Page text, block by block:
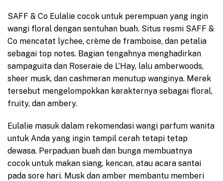
SAFF & Co Eulalie cocok untuk perempuan yang ingin
wangi floral dengan sentuhan buah. Situs resmi SAFF &
Co mencatat lychee, crème de framboise, dan petalia
sebagai top notes. Bagian tengahnya menghadirkan
sampaguita dan Roseraie de L’Hay, lalu amberwoods,
sheer musk, dan cashmeran menutup wanginya. Merek
tersebut mengelompokkan karakternya sebagai floral,
fruity, dan ambery.
Eulalie masuk dalam rekomendasi wangi parfum wanita
untuk Anda yang ingin tampil cerah tetapi tetap
dewasa. Perpaduan buah dan bunga membuatnya
cocok untuk makan siang, kencan, atau acara santai
pada sore hari. Musk dan amber membantu memberi